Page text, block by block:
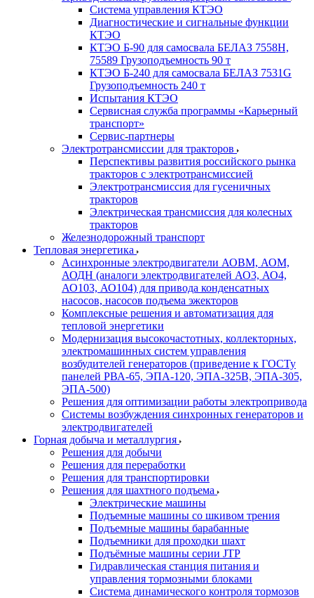
Система управления КТЭО
Диагностические и сигнальные функции
КТЭО
КТЭО Б-90 для самосвала БЕЛАЗ 7558H,
75589 Грузоподъемность 90 т
КТЭО Б-240 для самосвала БЕЛАЗ 7531G
Грузоподъемность 240 т
Испытания КТЭО
Сервисная служба программы «Карьерный
транспорт»
Сервис-партнеры
Электротрансмиссии для тракторов
Перспективы развития российского рынка
тракторов с электротрансмиссией
Электротрансмиссия для гусеничных
тракторов
Электрическая трансмиссия для колесных
тракторов
Железнодорожный транспорт
Тепловая энергетика
Асинхронные электродвигатели АОВМ, АОМ,
АОДН (аналоги электродвигателей АО3, АО4,
АО103, АО104) для привода конденсатных
насосов, насосов подъема эжекторов
Комплексные решения и автоматизация для
тепловой энергетики
Модернизация высокочастотных, коллекторных,
электромашинных систем управления
возбудителей генераторов (приведение к ГОСТу
панелей РВА-65, ЭПА-120, ЭПА-325В, ЭПА-305,
ЭПА-500)
Решения для оптимизации работы электропривода
Системы возбуждения синхронных генераторов и
электродвигателей
Горная добыча и металлургия
Решения для добычи
Решения для переработки
Решения для транспортировки
Решения для шахтного подъема
Электрические машины
Подъемные машины со шкивом трения
Подъемные машины барабанные
Подъемники для проходки шахт
Подъёмные машины серии JTP
Гидравлическая станция питания и
управления тормозными блоками
Система динамического контроля тормозов